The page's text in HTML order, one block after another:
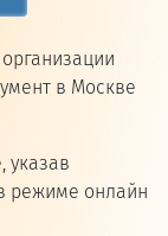
в Москве
указав
режиме онлайн